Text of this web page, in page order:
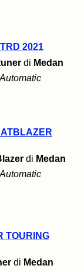
2021
di Medan
Automatic
di Medan
Automatic
TOURING
di Medan